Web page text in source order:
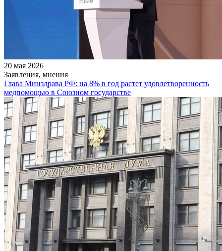
20 мая 2026
Заявления, мнения
Глава Минздрава РФ: на 8% в год растет удовлетворенность
медпомощью в Союзном государстве